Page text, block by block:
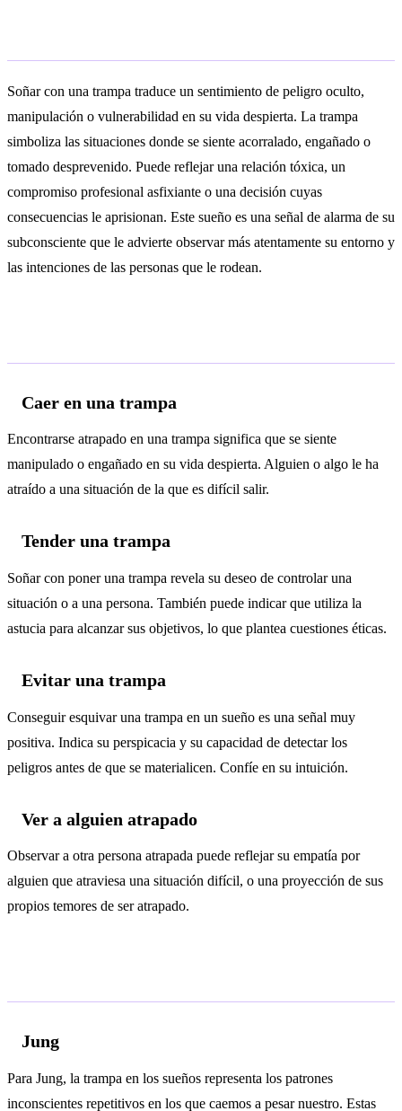
Soñar con una trampa traduce un sentimiento de peligro oculto,
manipulación o vulnerabilidad en su vida despierta. La trampa
simboliza las situaciones donde se siente acorralado, engañado o
tomado desprevenido. Puede reflejar una relación tóxica, un
compromiso profesional asfixiante o una decisión cuyas
consecuencias le aprisionan. Este sueño es una señal de alarma de su
subconsciente que le advierte observar más atentamente su entorno y
las intenciones de las personas que le rodean.
Caer en una trampa
Encontrarse atrapado en una trampa significa que se siente
manipulado o engañado en su vida despierta. Alguien o algo le ha
atraído a una situación de la que es difícil salir.
Tender una trampa
Soñar con poner una trampa revela su deseo de controlar una
situación o a una persona. También puede indicar que utiliza la
astucia para alcanzar sus objetivos, lo que plantea cuestiones éticas.
Evitar una trampa
Conseguir esquivar una trampa en un sueño es una señal muy
positiva. Indica su perspicacia y su capacidad de detectar los
peligros antes de que se materialicen. Confíe en su intuición.
Ver a alguien atrapado
Observar a otra persona atrapada puede reflejar su empatía por
alguien que atraviesa una situación difícil, o una proyección de sus
propios temores de ser atrapado.
Jung
Para Jung, la trampa en los sueños representa los patrones
inconscientes repetitivos en los que caemos a pesar nuestro. Estas